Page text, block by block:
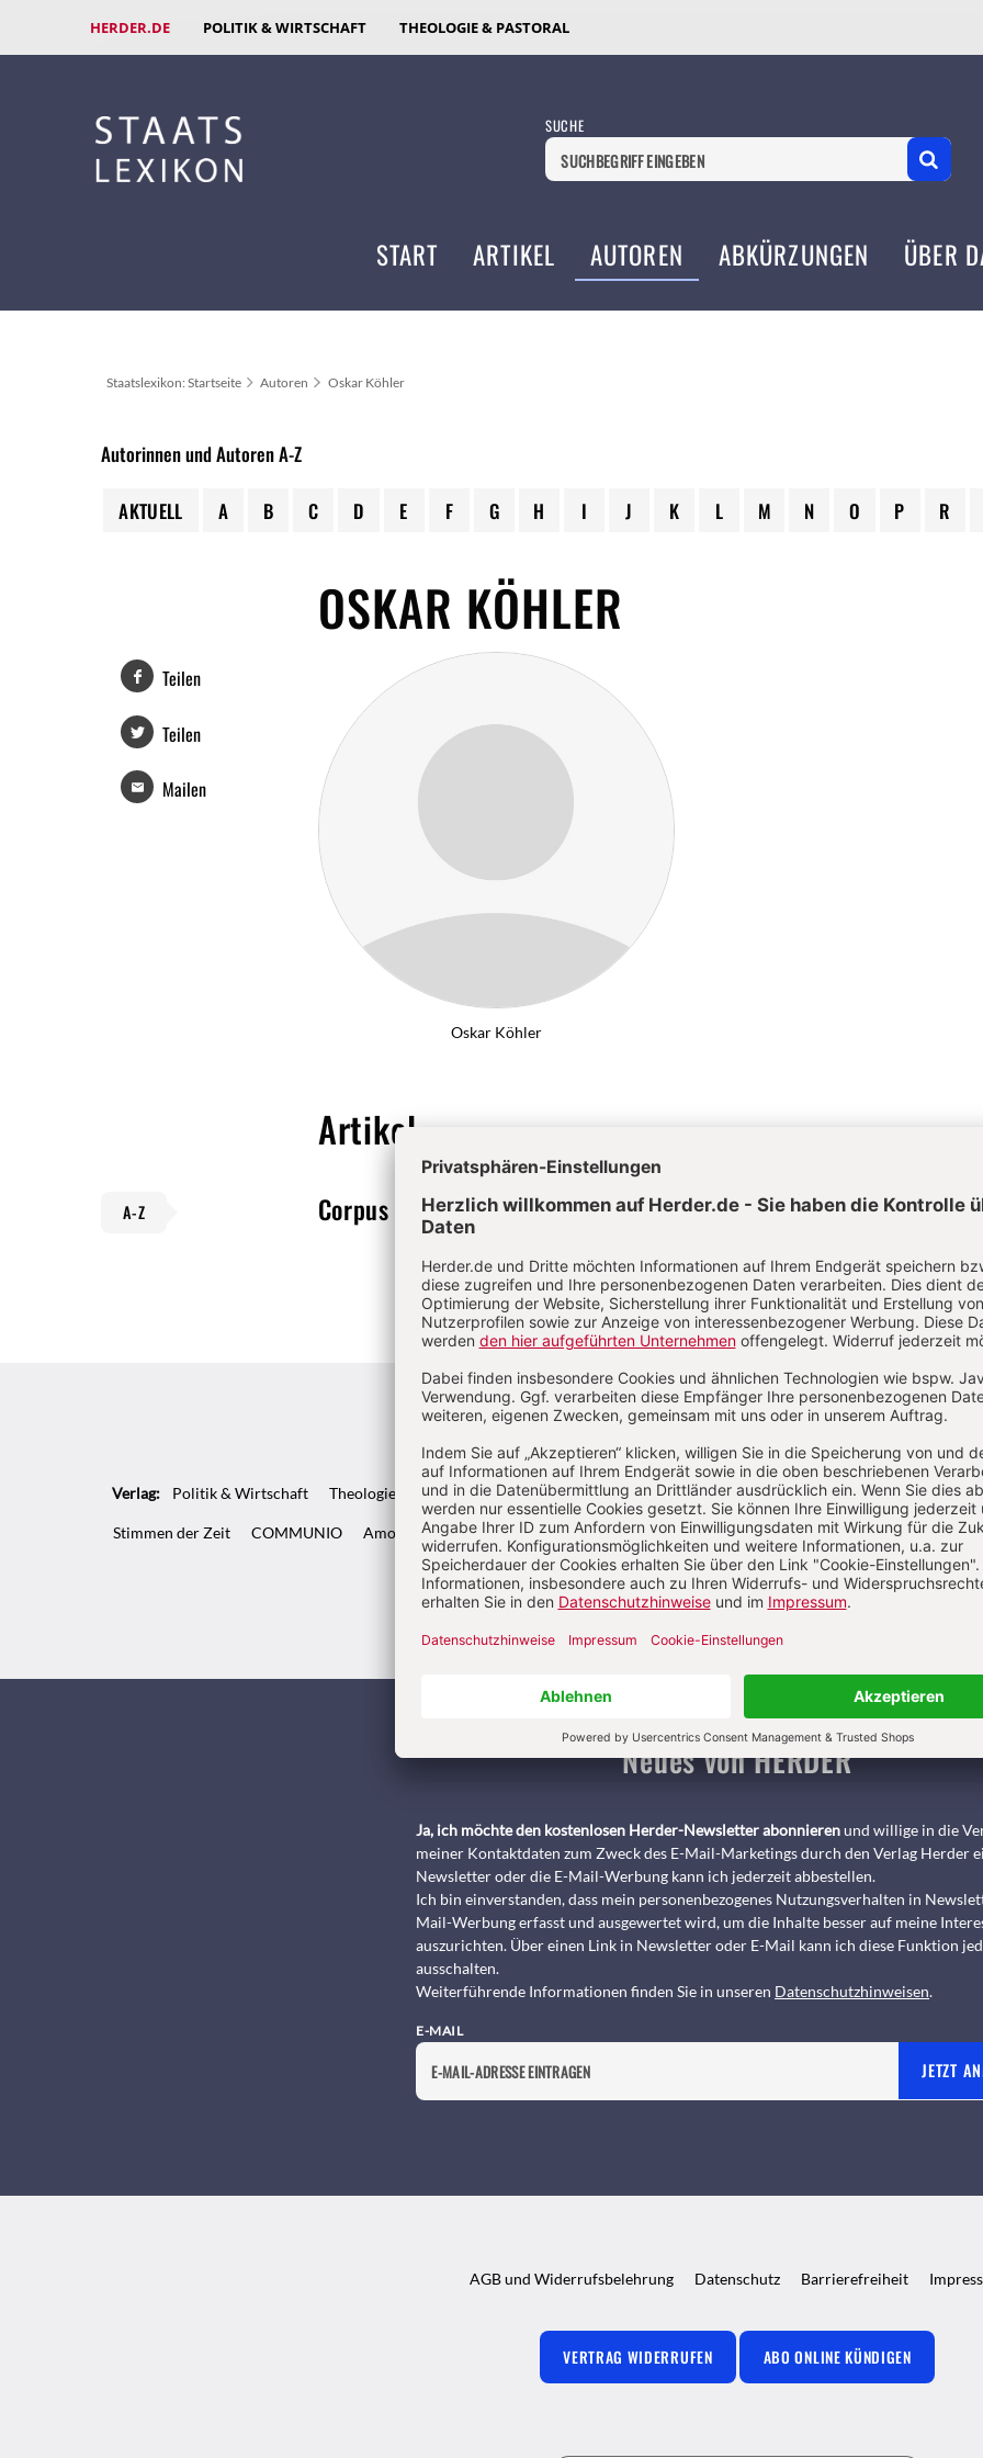
HERDER.DE POLITIK & WIRTSCHAFT THEOLOGIE & PASTORAL
SUCHE
START ARTIKEL AUTOREN ABKÜRZUNGEN ÜBER
Staatslexikon: Startseite Autoren Oskar Köhler
Autorinnen und Autoren A-Z
AKTUELL A B C D E F G H I J K L M N O P R
OSKAR KÖHLER
Oskar Köhler
Teilen
Teilen
Mailen
Artikel
A-Z Corpus Christianum Von Oskar Köhler
Kategorien: Artikel Autoren Abkürzungen Über das Lexikon
Verlag: Politik & Wirtschaft Theologie & Pastoral Pädagogik & Kinderbuch kindergarten heute Fachmagazin,
Stimmen der Zeit COMMUNIO Amosinternational Biblische Notizen Diakonia Römische Quartalschrift ANTIKE
Kundenservice+49 761 2717200 kundenservice@herder.de Abo online
Neues von HERDER
Ja, ich möchte den kostenlosen Herder-Newsletter abonnierenund willige in die
meiner Kontaktdaten zum Zweck des E-Mail-Marketings durch den Verlag Herder
Newsletter oder die E-Mail-Werbung kann ich jederzeit abbestellen.
Ich bin einverstanden, dass mein personenbezogenes Nutzungsverhalten in
Mail-Werbung erfasst und ausgewertet wird, um die Inhalte besser auf meine
auszurichten. Über einen Link in Newsletter oder E-Mail kann ich diese Funktion
ausschalten.
Weiterführende Informationen finden Sie in unseren Datenschutzhinweisen.
E-MAIL
JETZT
AGB und Widerrufsbelehrung Datenschutz Barrierefreiheit
VERTRAG WIDERRUFEN ABO ONLINE KÜNDIGEN